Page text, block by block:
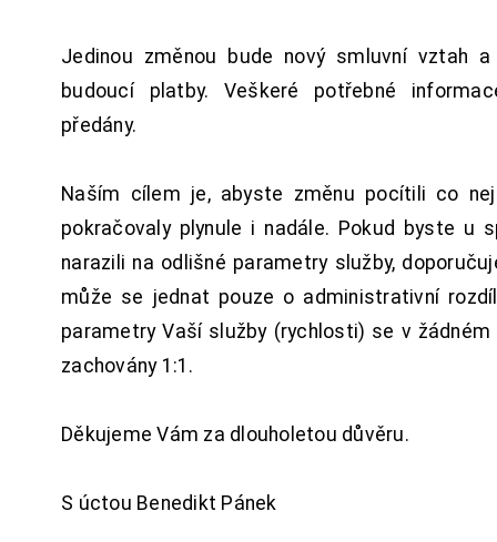
Jedinou změnou bude nový smluvní vztah
budoucí platby. Veškeré potřebné
předány.
Naším cílem je, abyste změnu pocítili co
pokračovaly plynule i nadále. Pokud byste u
narazili na odlišné parametry služby,
může se jednat pouze o administrativní
parametry Vaší služby (rychlosti) se v
zachovány 1:1.
Děkujeme Vám za dlouholetou důvěru.
S úctou Benedikt Pánek